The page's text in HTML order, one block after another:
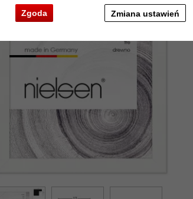
Zgoda Zmiana ustawień